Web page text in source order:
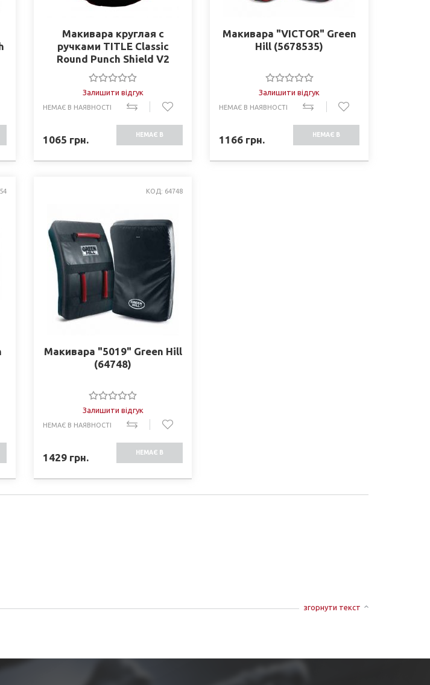
Макивара круглая с
ручками TITLE Classic
Round Punch Shield V2
Залишити відгук
НЕМАЄ В НАЯВНОСТІ
1065 грн. НЕМАЄ В
Макивара "VICTOR" Green
Hill (5678535)
Залишити відгук
НЕМАЄ В НАЯВНОСТІ
1166 грн. НЕМАЄ В
КОД: 64748
Макивара "5019" Green Hill
(64748)
Залишити відгук
НЕМАЄ В НАЯВНОСТІ
1429грн. НЕМАЄ В
згорнути текст